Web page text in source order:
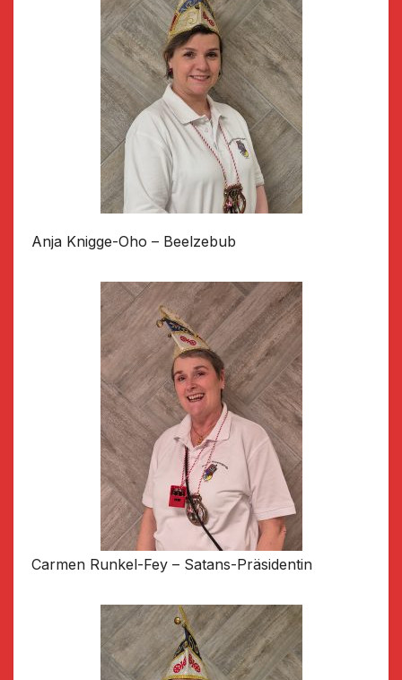
Anja Knigge-Oho – Beelzebub
Carmen Runkel-Fey – Satans-Präsidentin